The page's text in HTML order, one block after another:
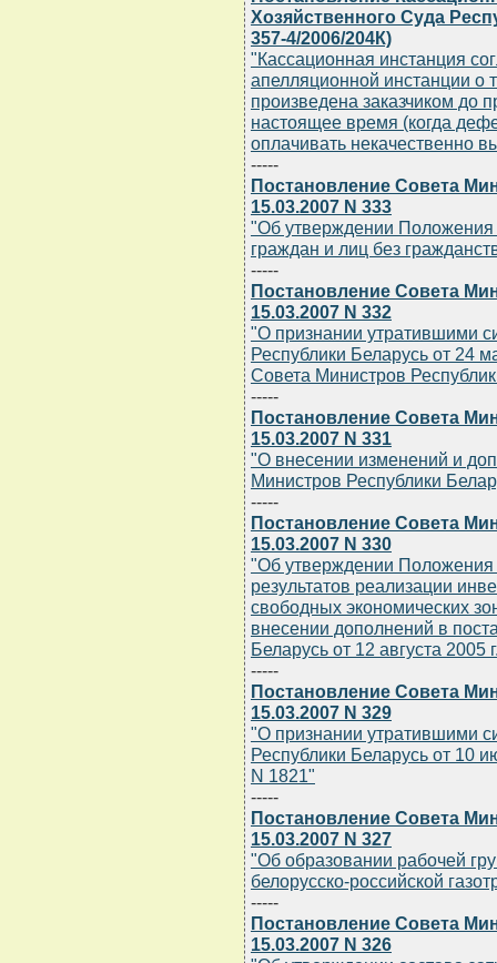
Хозяйственного Суда
357-4/2006/204К)
"Кассационная инстанция
апелляционной инстанции о
произведена заказчиком до
настоящее время (когда
оплачивать некачественно
-----
Постановление Совета
15.03.2007 N 333
"Об утверждении Положения
граждан и лиц без
-----
Постановление Совета
15.03.2007 N 332
"О признании утратившими
Республики Беларусь от 24
Совета Министров
-----
Постановление Совета
15.03.2007 N 331
"О внесении изменений и
Министров Республики
-----
Постановление Совета
15.03.2007 N 330
"Об утверждении Положения
результатов реализации
свободных экономических
внесении дополнений в
Беларусь от 12 августа 2005
-----
Постановление Совета
15.03.2007 N 329
"О признании утратившими
Республики Беларусь от 10
N 1821"
-----
Постановление Совета
15.03.2007 N 327
"Об образовании рабочей
белорусско-российской
-----
Постановление Совета
15.03.2007 N 326